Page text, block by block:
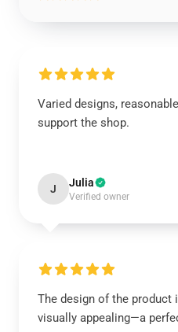
Varied designs,
support the shop.
J Julia
Verified owner
The design of the product
visually appealing—a